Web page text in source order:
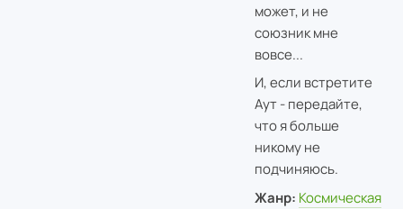
может, и не
союзник мне
вовсе...
И, если встретите
Аут - передайте,
что я больше
никому не
подчиняюсь.
Жанр: Космическая